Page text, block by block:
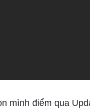
mình điểm qua